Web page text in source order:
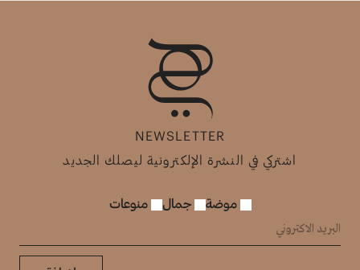
NEWSLETTER
اشتركي في النشرة الإلكترونية ليصلك الجديد
موضة جمال منوعات